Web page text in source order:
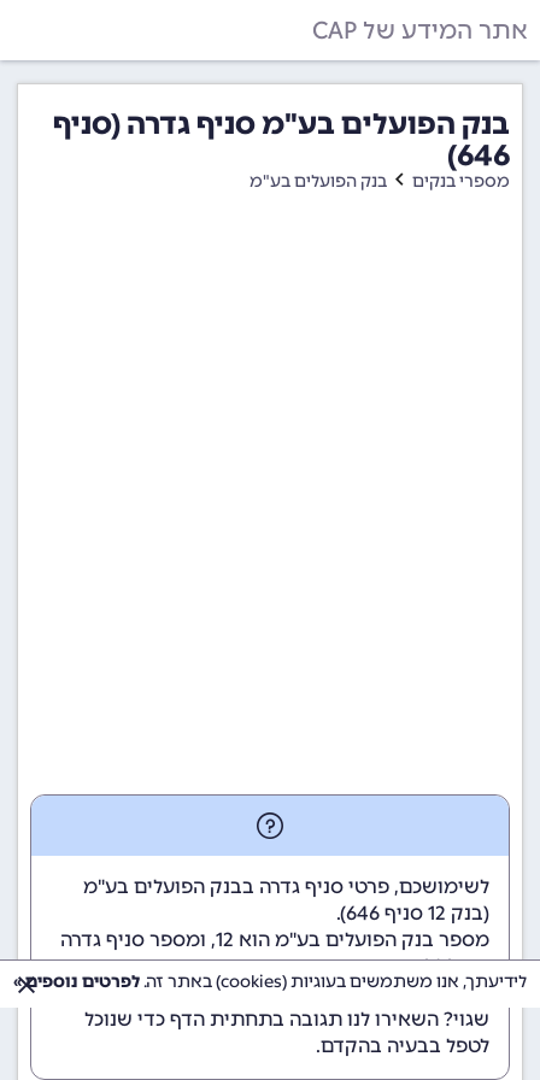
אתר המידע של CAP
בנק הפועלים בע"מ סניף גדרה (סניף
646)
מספרי בנקים בנק הפועלים בע"מ
לשימושכם, פרטי סניף גדרה בבנק הפועלים בע"מ
(בנק 12
סניף 646).
מספר בנק הפועלים בע"מ הוא 12
, ומספר סניף גדרה
הוא 646.
הנתונים מתעדכנים באופן קבוע. נתקלתם במידע
שגוי? השאירו לנו תגובה בתחתית הדף כדי שנוכל
לטפל בבעיה בהקדם.
לידיעתך, אנו משתמשים בעוגיות (cookies) באתר זה. לפרטים נוספים »